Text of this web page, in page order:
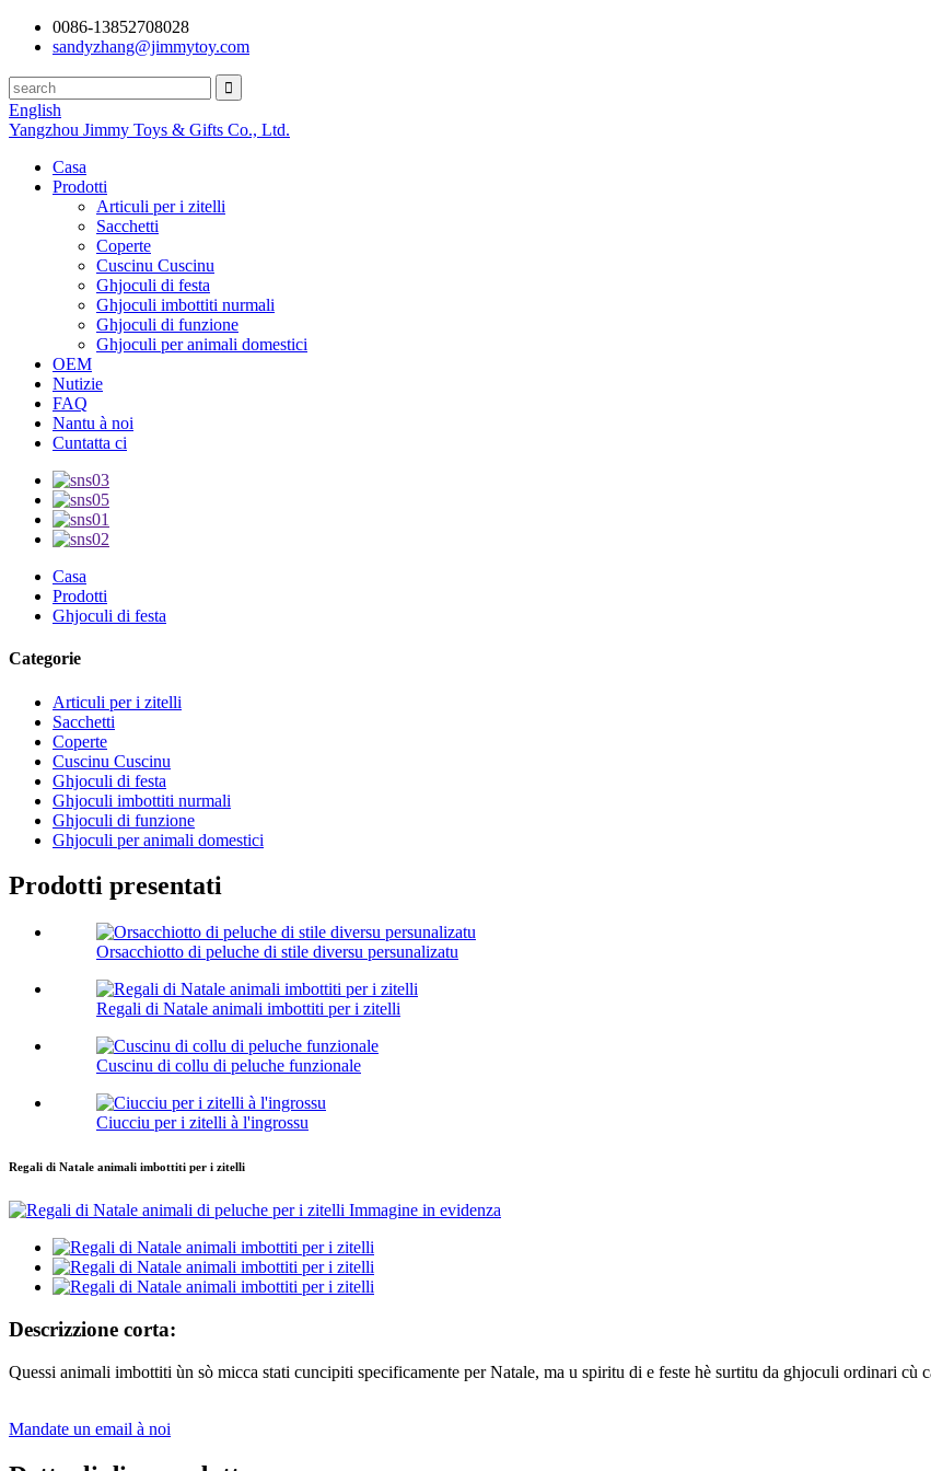
0086-13852708028
sandyzhang@jimmytoy.com
English
Yangzhou Jimmy Toys & Gifts Co., Ltd.
Casa
Prodotti
Articuli per i zitelli
Sacchetti
Coperte
Cuscinu Cuscinu
Ghjoculi di festa
Ghjoculi imbottiti nurmali
Ghjoculi di funzione
Ghjoculi per animali domestici
OEM
Nutizie
FAQ
Nantu à noi
Cuntatta ci
Casa
Prodotti
Ghjoculi di festa
Categorie
Articuli per i zitelli
Sacchetti
Coperte
Cuscinu Cuscinu
Ghjoculi di festa
Ghjoculi imbottiti nurmali
Ghjoculi di funzione
Ghjoculi per animali domestici
Prodotti presentati
Orsacchiotto di peluche di stile diversu persunalizatu
Regali di Natale animali imbottiti per i zitelli
Cuscinu di collu di peluche funzionale
Ciucciu per i zitelli à l'ingrossu
Regali di Natale animali imbottiti per i zitelli
Descrizzione corta:
Quessi animali imbottiti ùn sò micca stati cuncipiti specificamente per Natale, ma u spiritu di e feste hè surtitu da ghjoculi ordinari cù
Mandate un email à noi